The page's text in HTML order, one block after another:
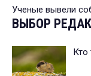
Ученые вывели
ВЫБОР
Кто